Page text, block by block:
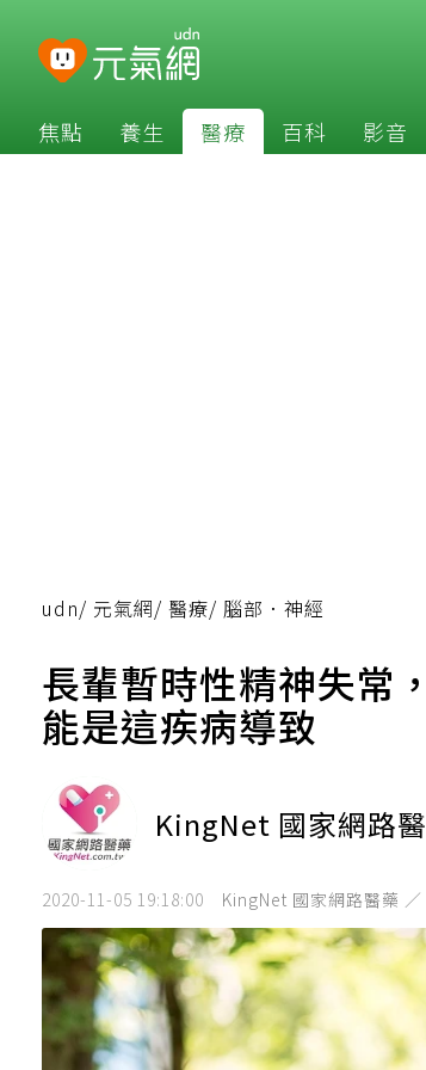
焦點 養生 醫療 百科 影音
udn/ 元氣網/ 醫療/ 腦部．神經
長輩暫時性精神失常
能是這疾病導致
KingNet 國家網路
2020-11-05 19:18:00 KingNet 國家網路醫藥